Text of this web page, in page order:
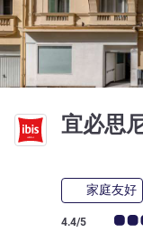
宜必思
家庭友好
客户意见评级
4.4/5